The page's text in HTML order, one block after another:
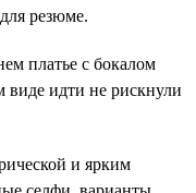
резюме.
платье с бокалом
виде идти не рискнули
и ярким